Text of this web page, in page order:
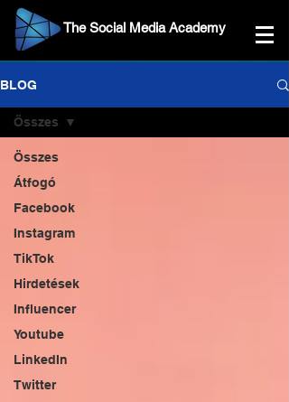
The Social Media Academy
BLOG
Összes
Átfogó
Facebook
Instagram
TikTok
Hirdetések
Influencer
Youtube
LinkedIn
Twitter
Összes